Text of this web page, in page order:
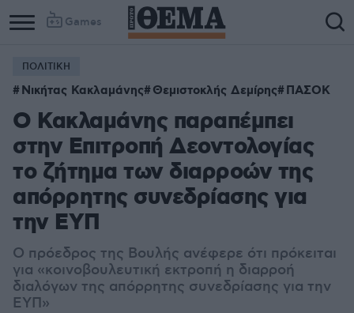
Games
ΠΟΛΙΤΙΚΗ
Νικήτας Κακλαμάνης Θεμιστοκλής Δεμίρης ΠΑΣΟΚ
Ο Κακλαμάνης παραπέμπει
στην Επιτροπή Δεοντολογίας
το ζήτημα των διαρροών της
απόρρητης συνεδρίασης για
την ΕΥΠ
Ο πρόεδρος της Βουλής ανέφερε ότι πρόκειται
για «κοινοβουλευτική εκτροπή η διαρροή
διαλόγων της απόρρητης συνεδρίασης για την
ΕΥΠ»